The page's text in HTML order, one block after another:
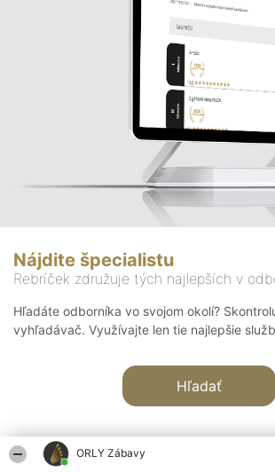
ORLY Zábavy
Nájdite špecialistu
Rebríček združuje tých najlepších v
Hľadáte odborníka vo svojom okolí?
vyhľadávač. Využívajte len tie najlepšie
Hľadať